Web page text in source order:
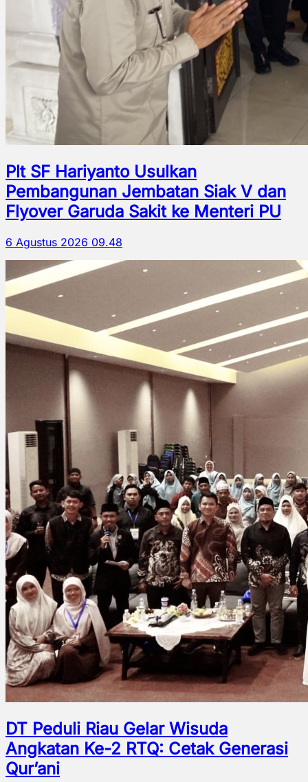
Plt SF Hariyanto Usulkan
Pembangunan Jembatan Siak V dan
Flyover Garuda Sakit ke Menteri PU
6 Agustus 2026 09.48
DT Peduli Riau Gelar Wisuda
Angkatan Ke-2 RTQ: Cetak Generasi
Qur’ani